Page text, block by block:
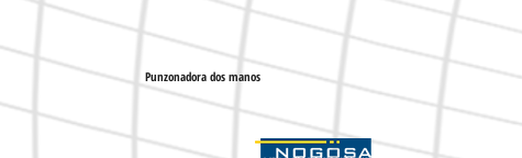
Punzonadora dos manos